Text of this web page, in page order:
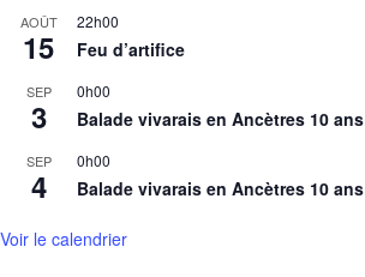
AOÛT
15
22h00
Feu d’artifice
SEP
3
0h00
Balade vivarais en Ancètres 10 ans
SEP
4
0h00
Balade vivarais en Ancètres 10 ans
Voir le calendrier